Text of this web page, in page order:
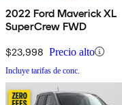
2022 Ford Maverick XL
SuperCrew FWD
$23,998 Precio alto
Incluye tarifas de conc.